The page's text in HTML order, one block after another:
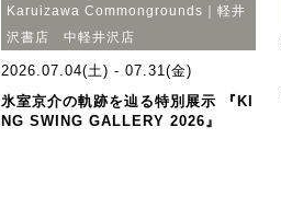
Karuizawa Commongrounds｜軽井
沢書店 中軽井沢店
2026.07.04(土) - 07.31(金)
氷室京介の軌跡を辿る特別展示 『KI
NG SWING GALLERY 2026』